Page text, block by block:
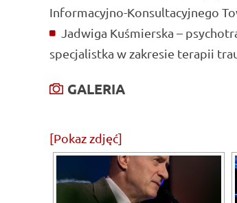
Informacyjno-Konsultacyjnego
Jadwiga Kuśmierska –
specjalistka w zakresie terapii
GALERIA
[Pokaz zdjęć]